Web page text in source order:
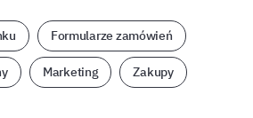
Formularze zamówień
Marketing Zakupy